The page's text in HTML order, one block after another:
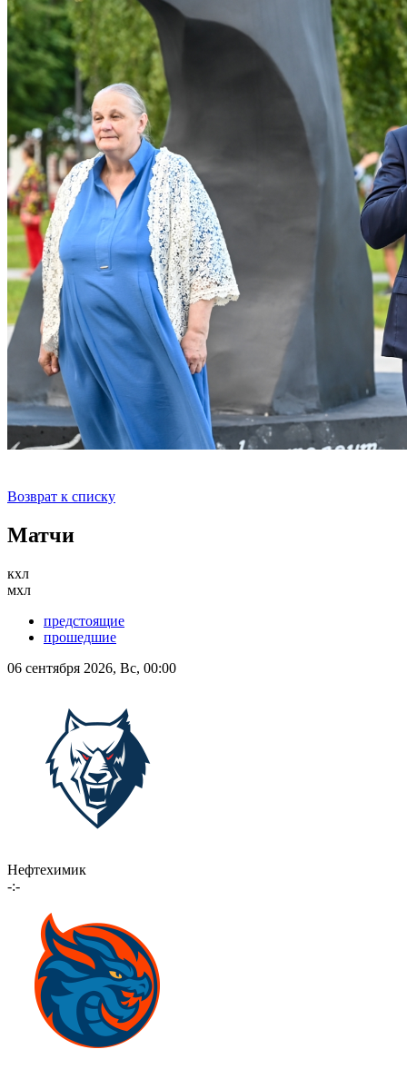
Возврат к списку
Матчи
кхл
мхл
предстоящие
прошедшие
06 сентября 2026, Вс, 00:00
Нефтехимик
-:-